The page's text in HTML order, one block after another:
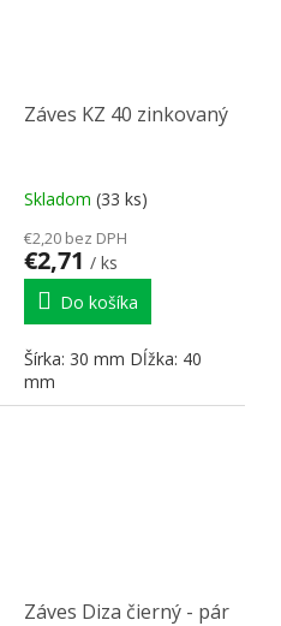
Záves KZ 40 zinkovaný
Skladom (33 ks)
€2,20 bez DPH
€2,71 / ks
Do košíka
Šírka: 30 mm Dĺžka: 40
mm
Záves Diza čierný - pár